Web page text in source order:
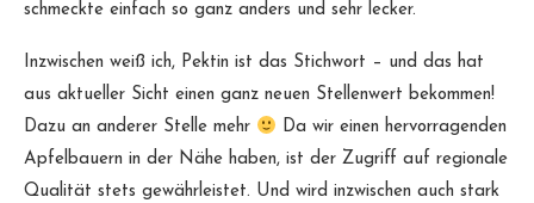
schmeckte einfach so ganz anders und sehr lecker.
Inzwischen weiß ich, Pektin ist das Stichwort – und das hat
aus aktueller Sicht einen ganz neuen Stellenwert bekommen!
Dazu an anderer Stelle mehr
Da wir einen hervorragenden
Apfelbauern in der Nähe haben, ist der Zugriff auf regionale
Qualität stets gewährleistet. Und wird inzwischen auch stark